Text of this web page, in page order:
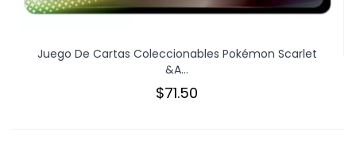
Juego De Cartas Coleccionables Pokémon Scarlet
&a...
$71.50